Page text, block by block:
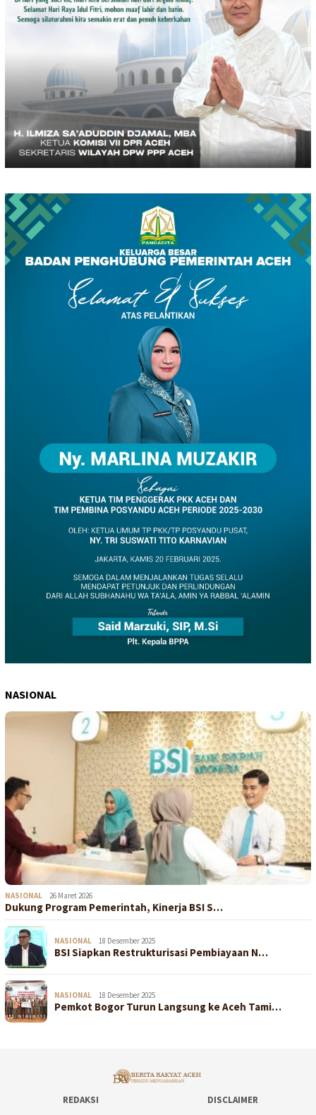
NASIONAL
NASIONAL 26 Maret 2026
Dukung Program Pemerintah, Kinerja BSI S…
NASIONAL 18 Desember 2025
BSI Siapkan Restrukturisasi Pembiayaan N…
NASIONAL 18 Desember 2025
Pemkot Bogor Turun Langsung ke Aceh Tami…
REDAKSI
DISCLAIMER